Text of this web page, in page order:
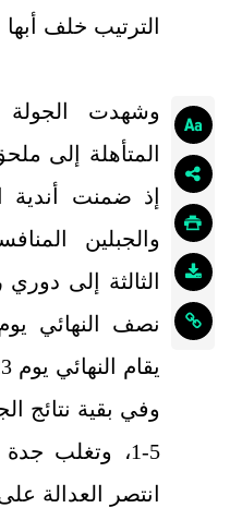
الترتيب خلف أبها
وشهدت الجولة
المتأهلة إلى
إذ ضمنت أندية
والجبلين
الثالثة إلى
يقام النهائي يوم 23 مايو.
وفي بقية نتائج
انتصر العدالة